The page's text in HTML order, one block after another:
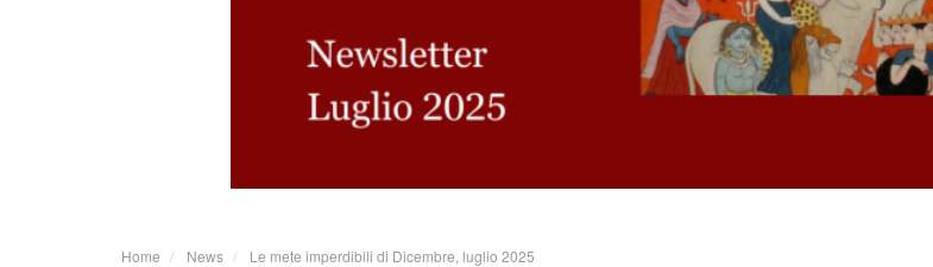
Home News Le mete imperdibili di Dicembre, luglio 2025